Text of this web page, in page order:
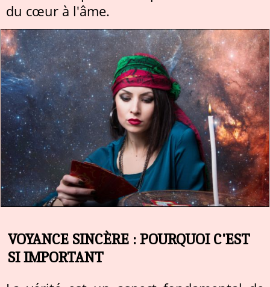
du cœur à l'âme.
VOYANCE SINCÈRE : POURQUOI C'EST
SI IMPORTANT